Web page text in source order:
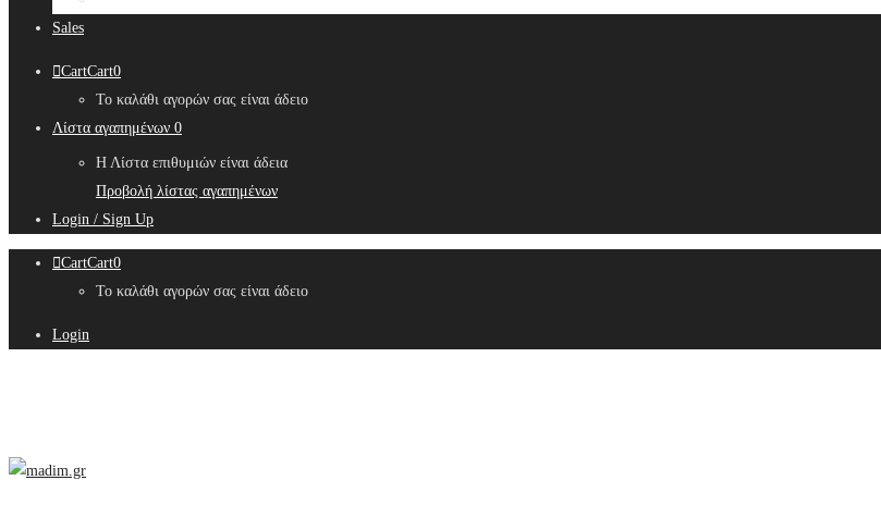
Sales
CartCart0
Το καλάθι αγορών σας είναι άδειο
Λίστα αγαπημένων 0
Η Λίστα επιθυμιών είναι άδεια
Προβολή λίστας αγαπημένων
Login / Sign Up
CartCart0
Το καλάθι αγορών σας είναι άδειο
Login